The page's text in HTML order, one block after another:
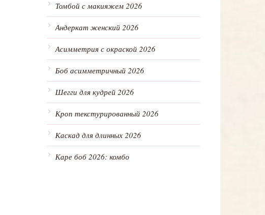
Томбой с макияжем 2026
Андеркат женский 2026
Асимметрия с окраской 2026
Боб асимметричный 2026
Шегги для кудрей 2026
Кроп текстурированный 2026
Каскад для длинных 2026
Каре боб 2026: комбо